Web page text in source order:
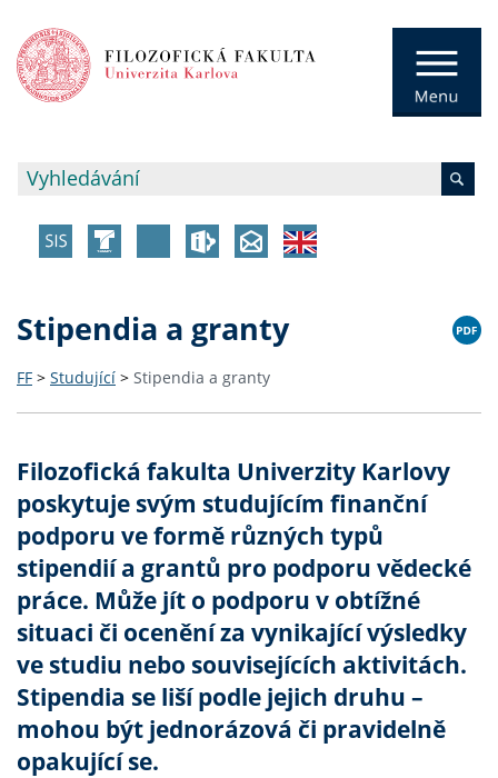
Stipendia a granty
FF > Studující > Stipendia a granty
Filozofická fakulta Univerzity Karlovy
poskytuje svým studujícím finanční
podporu ve formě různých typů
stipendií a grantů pro podporu vědecké
práce. Může jít o podporu v obtížné
situaci či ocenění za vynikající výsledky
ve studiu nebo souvisejících aktivitách.
Stipendia se liší podle jejich druhu –
mohou být jednorázová či pravidelně
opakující se.